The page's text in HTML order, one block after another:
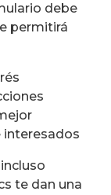
debe
permitirá
interesados
te dan una